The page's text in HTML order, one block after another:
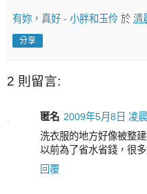
有妳，真好 - 小胖和玉伶 於 清
分享
2 則留言:
匿名 2009年5月8日 凌
洗衣服的地方好像被整建
以前為了省水省錢，很
回覆